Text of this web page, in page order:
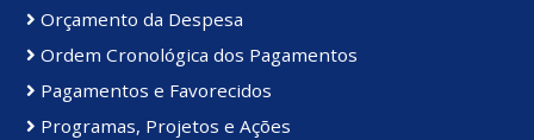
Orçamento da Despesa
Ordem Cronológica dos Pagamentos
Pagamentos e Favorecidos
Programas, Projetos e Ações